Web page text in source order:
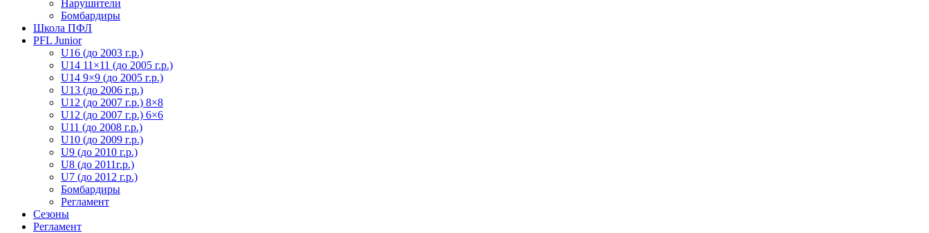
Нарушители
Бомбардиры
Школа ПФЛ
PFL Junior
U16 (до 2003 г.р.)
U14 11×11 (до 2005 г.р.)
U14 9×9 (до 2005 г.р.)
U13 (до 2006 г.р.)
U12 (до 2007 г.р.) 8×8
U12 (до 2007 г.р.) 6×6
U11 (до 2008 г.р.)
U10 (до 2009 г.р.)
U9 (до 2010 г.р.)
U8 (до 2011г.р.)
U7 (до 2012 г.р.)
Бомбардиры
Регламент
Сезоны
Регламент